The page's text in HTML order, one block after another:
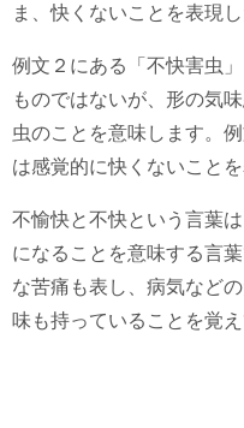
ま、快くないことを表現
例文２にある「不快害虫
ものではないが、形の気
虫のことを意味します。
は感覚的に快くないこと
不愉快と不快という言葉
になることを意味する言
な苦痛も表し、病気など
味も持っていることを覚え